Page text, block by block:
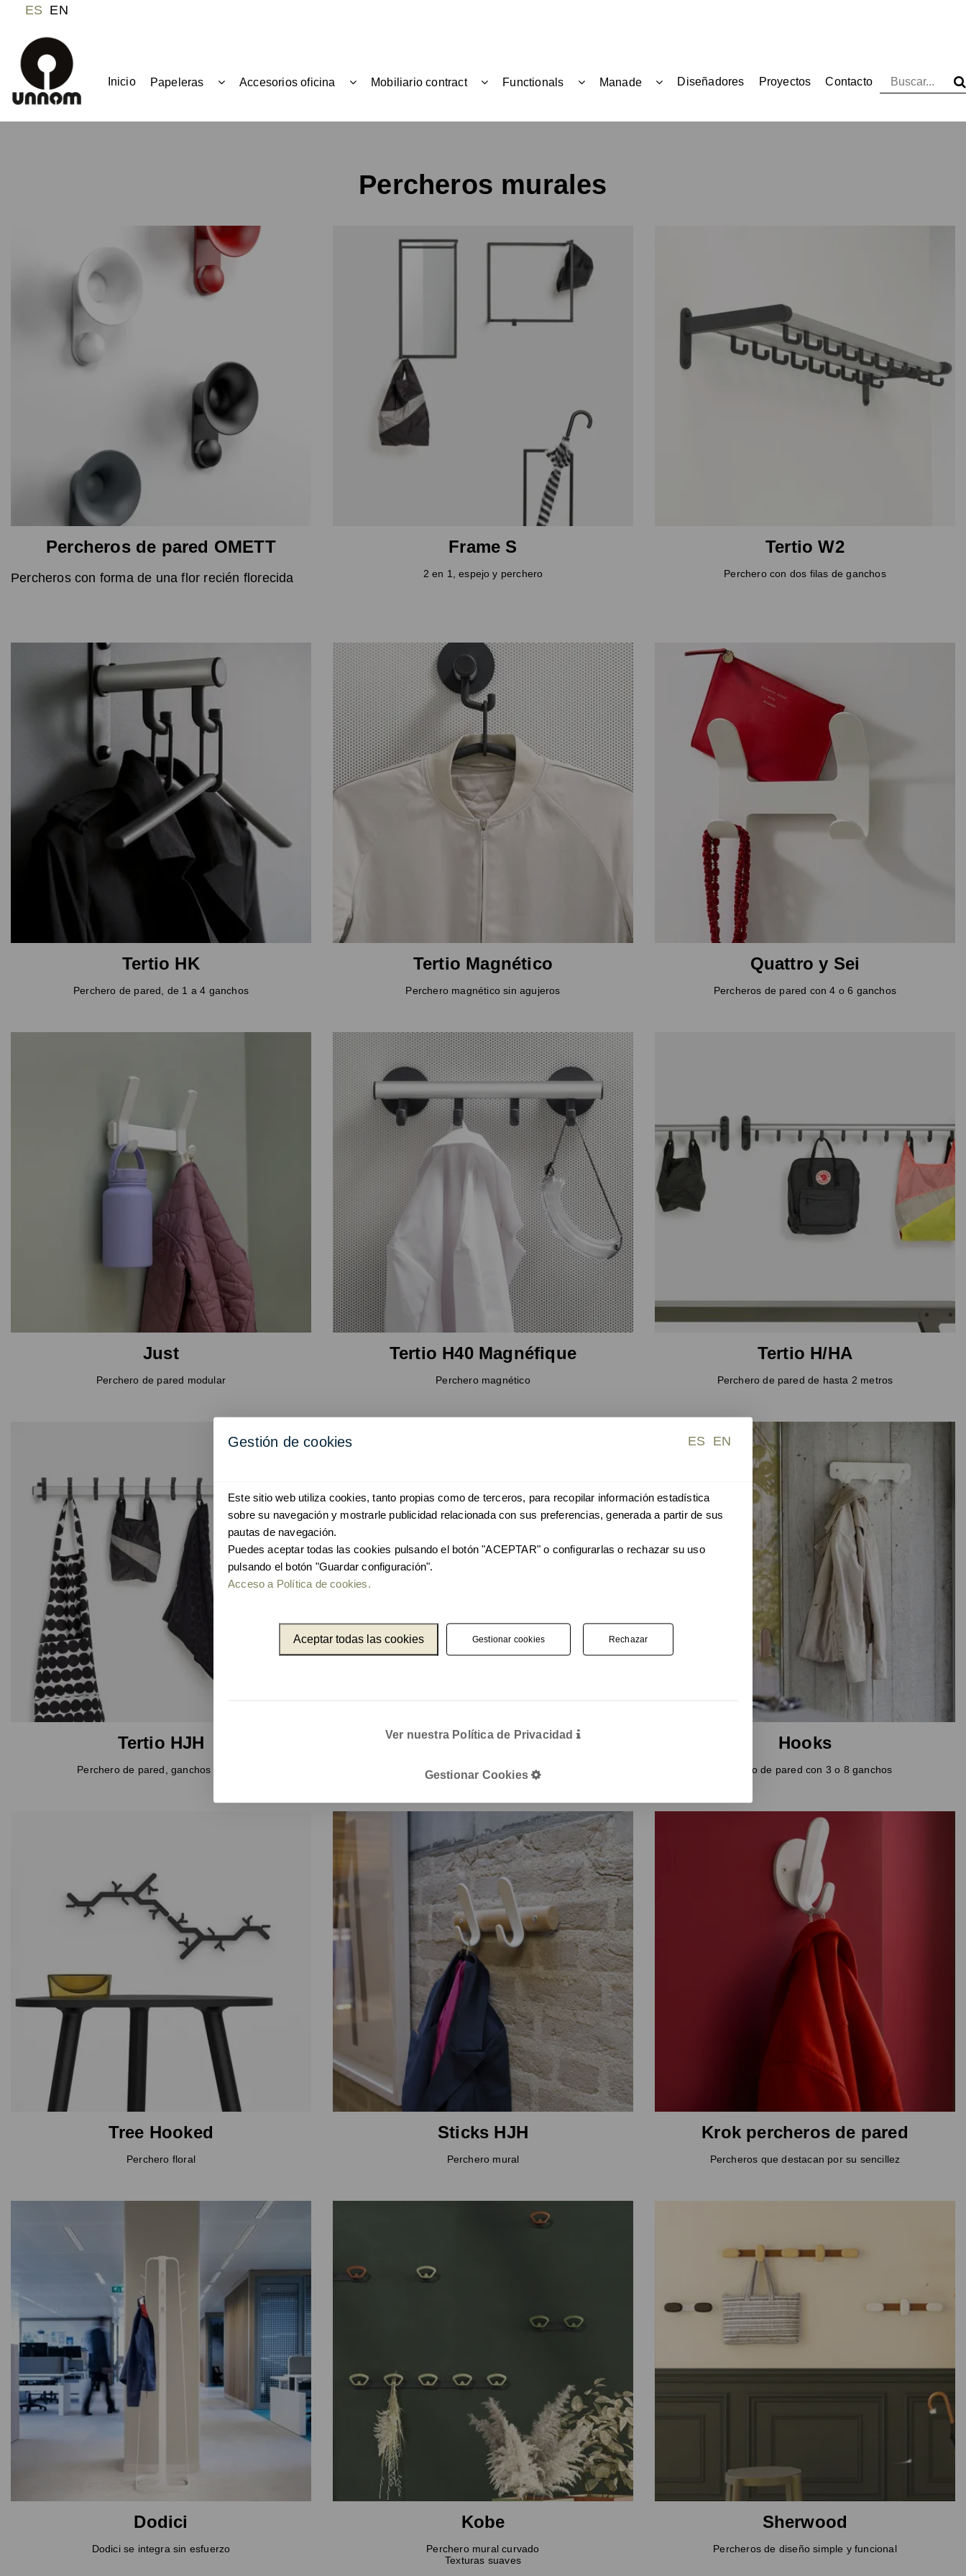
ES EN
Inicio Papeleras Accesorios oficina Mobiliario contract Functionals Manade Diseñadores Proyectos Contacto
Percheros murales
Percheros de pared OMETT
Percheros con forma de una flor recién florecida
Frame S
2 en 1, espejo y perchero
Tertio W2
Perchero con dos filas de ganchos
Tertio HK
Perchero de pared, de 1 a 4 ganchos
Tertio Magnético
Perchero magnético sin agujeros
Quattro y Sei
Percheros de pared con 4 o 6 ganchos
Just
Perchero de pared modular
Tertio H40 Magnéfique
Perchero magnético
Tertio H/HA
Perchero de pared de hasta 2 metros
Tertio HJH
Perchero de pared, ganchos dobles
Tertio WK
Perchero de pared con estantería
Hooks
Perchero de pared con 3 o 8 ganchos
Tree Hooked
Perchero floral
Sticks HJH
Perchero mural
Krok percheros de pared
Percheros que destacan por su sencillez
Dodici
Dodici se integra sin esfuerzo
Kobe
Perchero mural curvado
Texturas suaves
Sherwood
Percheros de diseño simple y funcional
Gestión de cookies ES EN
Este sitio web utiliza cookies, tanto propias como de terceros, para recopilar información estadística
sobre su navegación y mostrarle publicidad relacionada con sus preferencias, generada a partir de sus
pautas de navegación.
Puedes aceptar todas las cookies pulsando el botón "ACEPTAR" o configurarlas o rechazar su uso
pulsando el botón "Guardar configuración".
Acceso a Política de cookies.
Aceptar todas las cookies Gestionar cookies Rechazar
Ver nuestra Política de Privacidad
Gestionar Cookies